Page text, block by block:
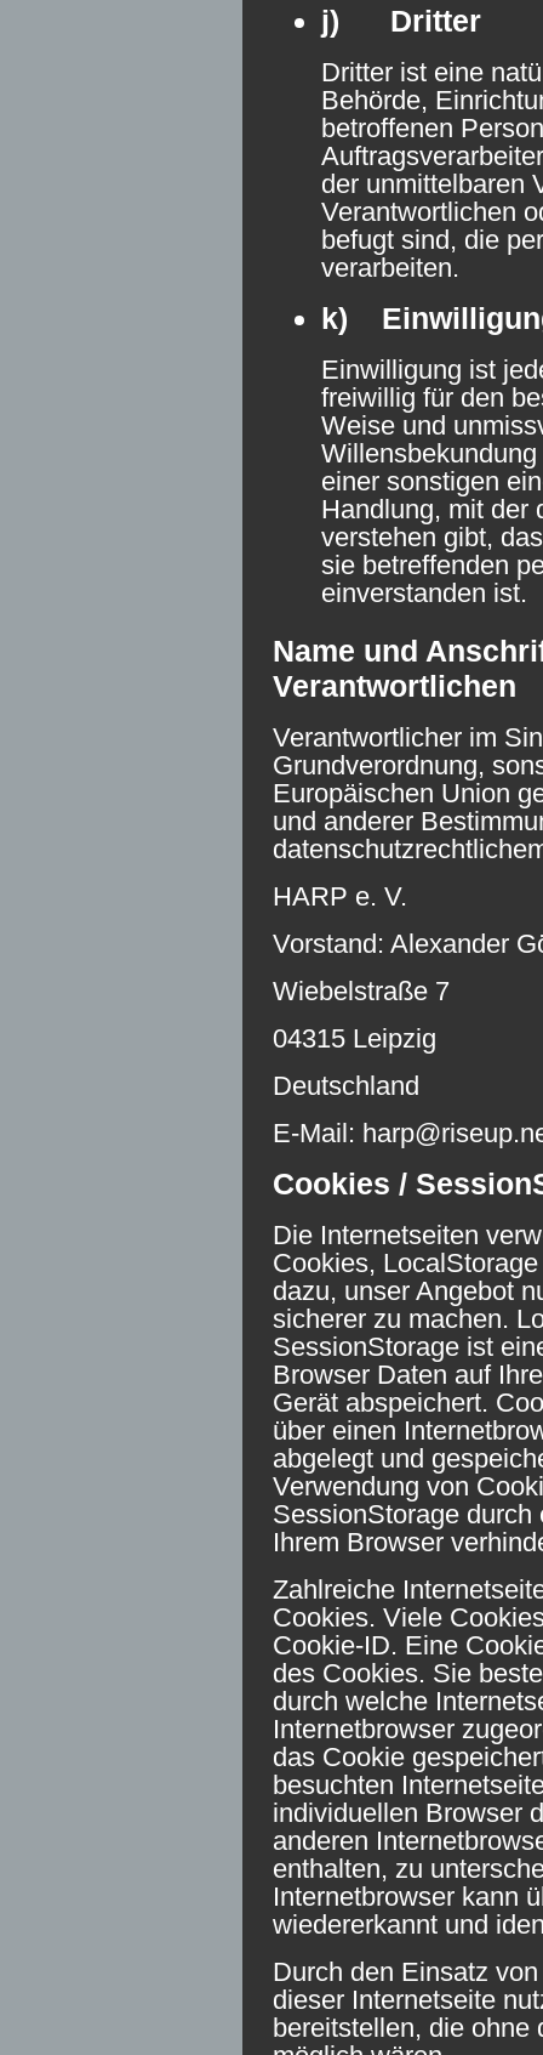
j) Dritter
Dritter ist eine
Behörde,
betroffenen
der unmittelbaren
Verantwortlichen
befugt sind, die
verarbeiten.
k)
Einwilligung ist
freiwillig für den
Weise und
einer sonstigen
Handlung, mit der
verstehen gibt,
sie betreffenden
einverstanden ist.
Name und
Verantwortlichen
Verantwortlicher im
Grundverordnung,
Europäischen Union
und anderer
HARP e. V.
Vorstand: Alexander
Wiebelstraße 7
04315 Leipzig
Deutschland
E-Mail:
Cookies /
Die Internetseiten
Cookies,
dazu, unser Angebot
sicherer zu machen.
SessionStorage ist
Browser Daten auf
Gerät abspeichert.
über einen
abgelegt und
Verwendung von
SessionStorage
Ihrem Browser
Zahlreiche
Cookies. Viele
Cookie-ID. Eine
des Cookies. Sie
durch welche
Internetbrowser
das Cookie
besuchten
individuellen Browser
anderen
enthalten, zu
Internetbrowser kann
wiedererkannt und
Durch den Einsatz
dieser Internetseite
bereitstellen, die ohne